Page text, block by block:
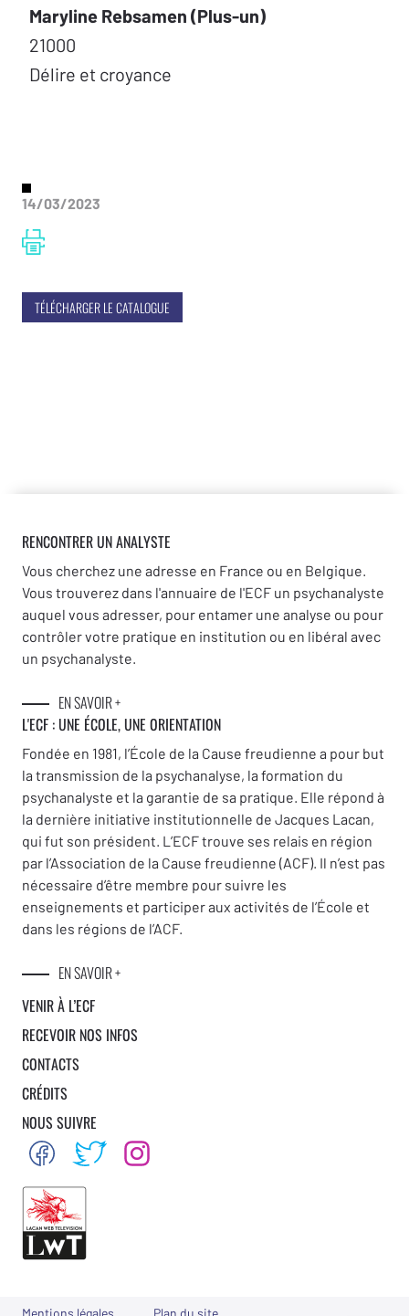
14/03/2023
TÉLÉCHARGER LE CATALOGUE
Maryline Rebsamen (Plus-un)
21000
Délire et croyance
RENCONTRER UN ANALYSTE
Vous cherchez une adresse en France ou en Belgique.
Vous trouverez dans l'annuaire de l'ECF un psychanalyste
auquel vous adresser, pour entamer une analyse ou pour
contrôler votre pratique en institution ou en libéral avec
un psychanalyste.
EN SAVOIR +
L'ECF : UNE ÉCOLE, UNE ORIENTATION
Fondée en 1981, l’École de la Cause freudienne a pour but
la transmission de la psychanalyse, la formation du
psychanalyste et la garantie de sa pratique. Elle répond à
la dernière initiative institutionnelle de Jacques Lacan,
qui fut son président. L’ECF trouve ses relais en région
par l’Association de la Cause freudienne (ACF). Il n’est pas
nécessaire d’être membre pour suivre les
enseignements et participer aux activités de l’École et
dans les régions de l’ACF.
EN SAVOIR +
VENIR À L’ECF
RECEVOIR NOS INFOS
CONTACTS
CRÉDITS
NOUS SUIVRE
Mentions légales Plan du site